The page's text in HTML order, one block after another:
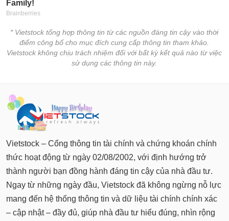
* Vietstock tổng hợp thông tin từ các nguồn đáng tin cậy vào thời
điểm công bố cho mục đích cung cấp thông tin tham khảo.
Vietstock không chịu trách nhiệm đối với bất kỳ kết quả nào từ việc
sử dụng các thông tin này.
Vietstock – Cổng thông tin tài chính và chứng khoán chính
thức hoạt động từ ngày 02/08/2002, với định hướng trở
thành người bạn đồng hành đáng tin cậy của nhà đầu tư.
Ngay từ những ngày đầu, Vietstock đã không ngừng nỗ lực
mang đến hệ thống thông tin và dữ liệu tài chính chính xác
– cập nhật – đầy đủ, giúp nhà đầu tư hiểu đúng, nhìn rộng
Công
Truyền
thông
chính
Dữ